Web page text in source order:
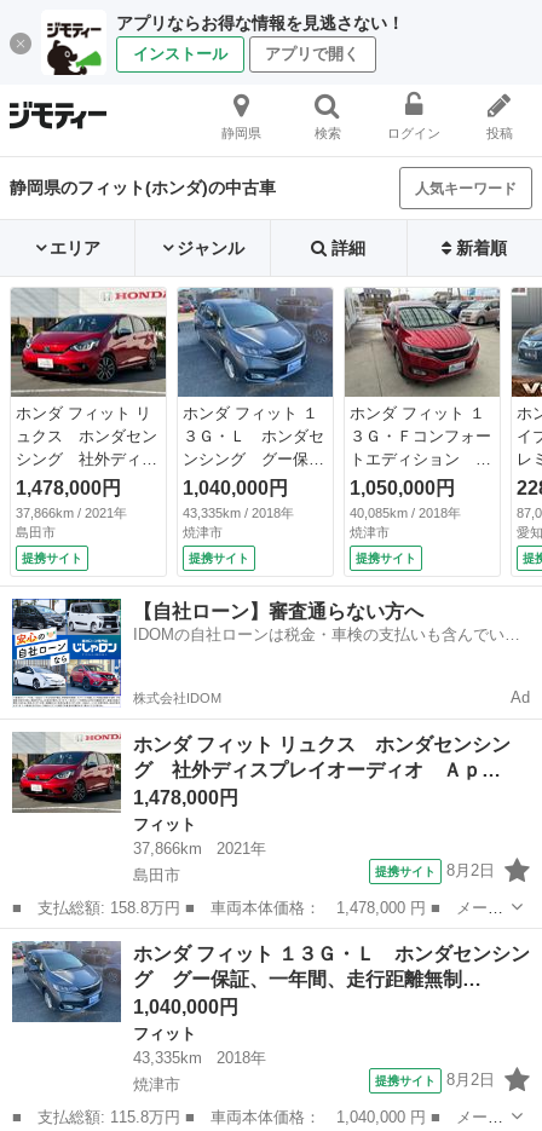
アプリならお得な情報を見逃さない！
インストール アプリで開く
静岡県 検索 ログイン 投稿
静岡県のフィット(ホンダ)の中古車 人気キーワード
エリア ジャンル 詳細 新着順
ホンダ フィット リ
ュクス ホンダセン
シング 社外ディス
プレイオーディオ
ＡｐｐｌｅＣａｒＰ
ｌａｙ Ａｎｄｒｏ
ｉｄＡｕｔｏ Ｂｌ
ｕｅｔｏｏｔｈ Ｈ
ＤＭＩ 前ドラレ
コ ＥＴＣ シート
ヒーター １６イン
チＡＷ ＬＥＤオー
トライト （検10.1）
1,478,000円
37,866km / 2021年
島田市
提携サイト
ホンダ フィット １
３Ｇ・Ｌ ホンダセ
ンシング グー保
証、一年間、走行距
離無制限付、グー故
障診断付き、衝突軽
減装置付き、純正ナ
ビ、ＴＶ、バックカ
メラ、ＥＴＣ、スマ
ートキー、バッテリ
ー新品交換付 （車
1,040,000円
43,335km / 2018年
焼津市
提携サイト
ホンダ フィット １
３Ｇ・Ｆコンフォー
トエディション グ
ー保証、一年間、走
行距離無制限付、グ
ー故障診断付き、衝
突被害軽減装置付
き、純正ナビ、Ｔ
Ｖ、ＥＴＣ、バック
カメラ、シートヒー
ター、スマートキ
1,050,000円
40,085km / 2018年
焼津市
提携サイト
ホ
イ
レ
ン
ラ
ン
Ｃ
ー
ト
動
愛
提
【自社ローン】審査通らない方へ
IDOMの自社ローンは税金・車検の支払いも含んでいる
株式会社IDOM Ad
ホンダ フィット リュクス ホンダセンシン
グ 社外ディスプレイオーディオ Ａｐ…
1,478,000円
フィット
37,866km
2021年
島田市
提携サイト 8月2日
■ 支払総額: 158.8万円 ■ 車両本体価格： 1,478,000 円 ■ メーカ
ー名： ホンダ ■ 車種名： フィット ■ グレード名： リュク
ス ホンダセンシング 社外ディスプレイオーディオ ＡｐｐｌｅＣ
ａｒＰｌａ...
静岡 島田市 フィット
ホンダ フィット １３Ｇ・Ｌ ホンダセンシン
グ グー保証、一年間、走行距離無制…
1,040,000円
フィット
43,335km
2018年
焼津市
提携サイト 8月2日
■ 支払総額: 115.8万円 ■ 車両本体価格： 1,040,000 円 ■ メーカ